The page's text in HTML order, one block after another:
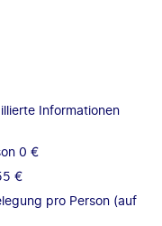
Informationen
0 €
€
pro Person (auf